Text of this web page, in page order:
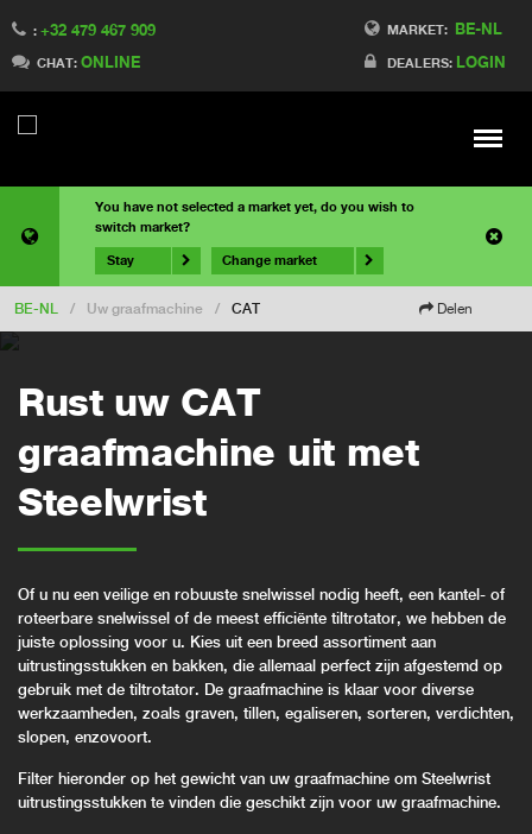
MARKET: BE-NL
DEALERS: LOGIN
: +32 479 467 909
CHAT: ONLINE
Meny
You have not selected a market yet, do you wish to
switch market?
Stay Change market
BE-NL / Uw graafmachine / CAT Delen
Rust uw CAT
graafmachine uit met
Steelwrist
Of u nu een veilige en robuuste snelwissel nodig heeft, een kantel- of
roteerbare snelwissel of de meest efficiënte tiltrotator, we hebben de
juiste oplossing voor u. Kies uit een breed assortiment aan
uitrustingsstukken en bakken, die allemaal perfect zijn afgestemd op
gebruik met de tiltrotator. De graafmachine is klaar voor diverse
werkzaamheden, zoals graven, tillen, egaliseren, sorteren, verdichten,
slopen, enzovoort.
Filter hieronder op het gewicht van uw graafmachine om Steelwrist
uitrustingsstukken te vinden die geschikt zijn voor uw graafmachine.